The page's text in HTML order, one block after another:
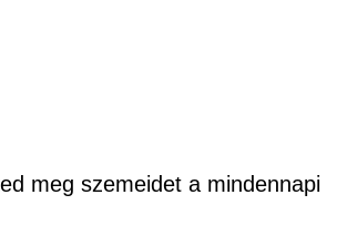
meg szemeidet a mindennapi